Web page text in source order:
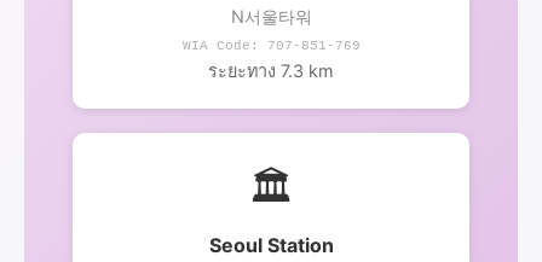
N서울타워
WIA Code: 707-851-769
ระยะทาง 7.3 km
🏛️
Seoul Station